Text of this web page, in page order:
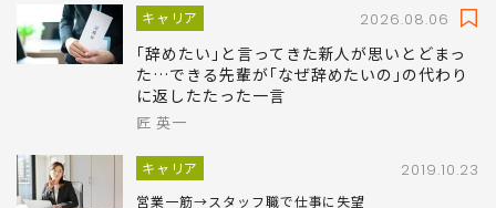
キャリア 2026.08.06
｢辞めたい｣と言ってきた新人が思いとどまっ
た…できる先輩が｢なぜ辞めたいの｣の代わり
に返したたった一言
匠 英一
キャリア 2019.10.23
営業一筋→スタッフ職で仕事に失望